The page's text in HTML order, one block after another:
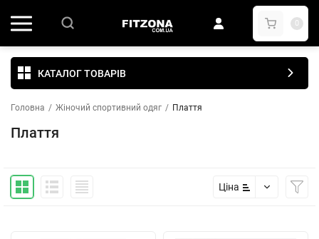
0
КАТАЛОГ ТОВАРІВ
Головна / Жіночий спортивний одяг / Плаття
Плаття
Ціна